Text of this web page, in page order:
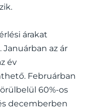
árakat
az ár
év
Februárban
60%-os
decemberben